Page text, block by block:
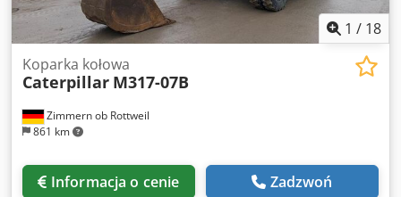
1 / 18
Zimmern ob Rottweil
861 km
Koparka kołowa
Caterpillar M317-07B
Informacja o cenie Zadzwoń